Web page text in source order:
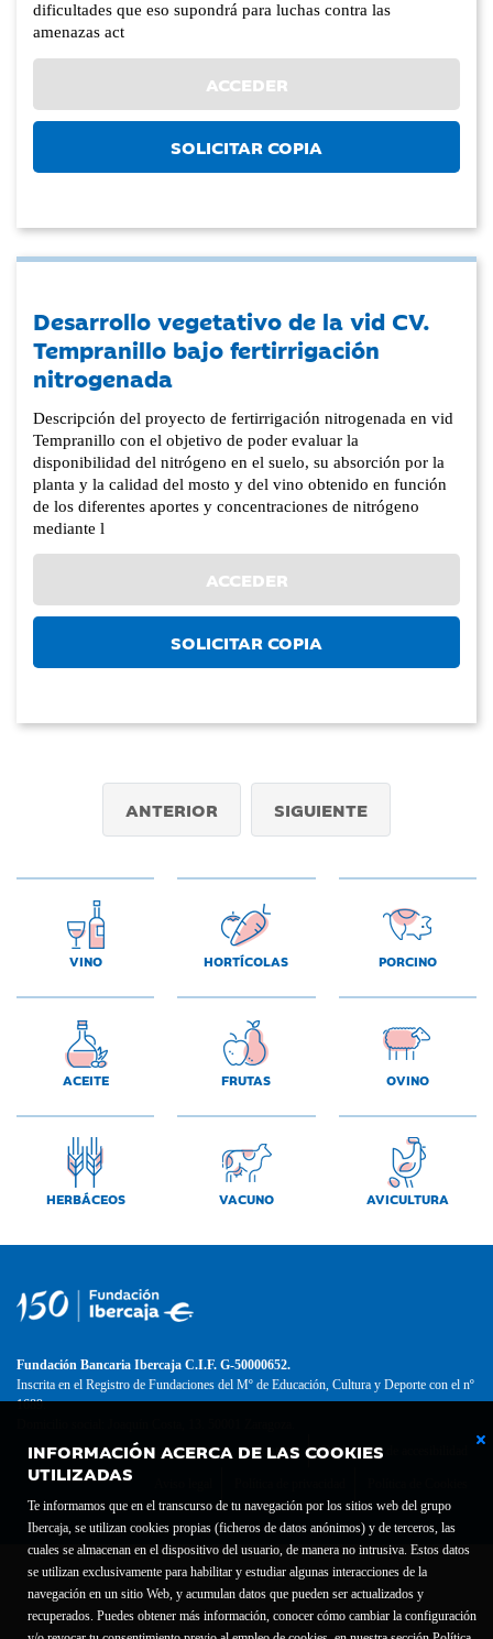
INFORMACIÓN ACERCA DE LAS COOKIES
UTILIZADAS
Te informamos que en el transcurso de tu navegación por los sitios web del grupo
Ibercaja, se utilizan cookies propias (ficheros de datos anónimos) y de terceros, las
cuales se almacenan en el dispositivo del usuario, de manera no intrusiva. Estos datos
se utilizan exclusivamente para habilitar y estudiar algunas interacciones de la
navegación en un sitio Web, y acumulan datos que pueden ser actualizados y
recuperados. Puedes obtener más información, conocer cómo cambiar la configuración
dificultades que eso supondrá para luchas contra las
amenazas act
ACCEDER
SOLICITAR COPIA
Desarrollo vegetativo de la vid CV.
Tempranillo bajo fertirrigación
nitrogenada
Descripción del proyecto de fertirrigación nitrogenada en vid
Tempranillo con el objetivo de poder evaluar la
disponibilidad del nitrógeno en el suelo, su absorción por la
planta y la calidad del mosto y del vino obtenido en función
de los diferentes aportes y concentraciones de nitrógeno
mediante l
ACCEDER
SOLICITAR COPIA
ANTERIOR SIGUIENTE
VINO HORTÍCOLAS PORCINO
ACEITE FRUTAS OVINO
HERBÁCEOS VACUNO AVICULTURA
Fundación Bancaria Ibercaja C.I.F. G-50000652.
Inscrita en el Registro de Fundaciones del Mº de Educación, Cultura y Deporte con el nº
1689.
Contacto
Declaración de accesibilidad